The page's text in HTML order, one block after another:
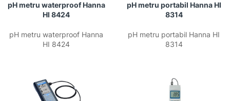
pH metru waterproof Hanna
HI 8424
pH metru waterproof Hanna
HI 8424
pH metru portabil Hanna HI
8314
pH metru portabil Hanna HI
8314